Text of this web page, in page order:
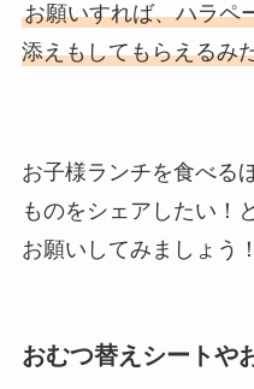
お願いすれば、ハラペ
添えもしてもらえるみ
お子様ランチを食べる
ものをシェアしたい！
お願いしてみましょう！
おむつ替えシートや